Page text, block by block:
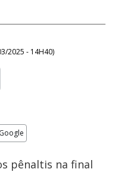
2025 - 14H40)
pênaltis na final